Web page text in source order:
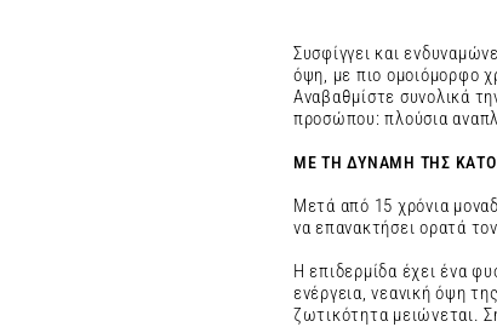
Συσφίγγει και
όψη, με πιο ομοιόμορφο
Αναβαθμίστε συνολικά
προσώπου: πλούσια
ΜΕ ΤΗ ΔΥΝΑΜΗ ΤΗΣ
Μετά από 15 χρόνια
να επανακτήσει ορατά
Η επιδερμίδα έχει ένα
ενέργεια, νεανική όψη
ζωτικότητα μειώνεται.